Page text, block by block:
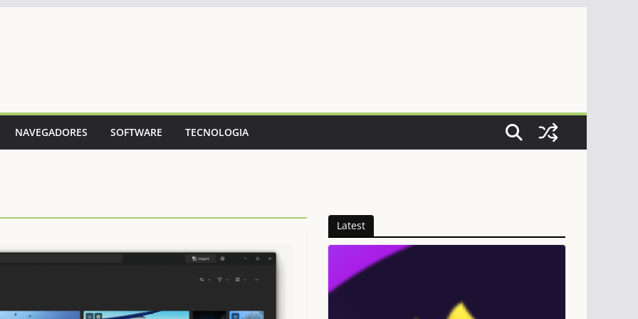
NAVEGADORES SOFTWARE TECNOLOGIA
Latest